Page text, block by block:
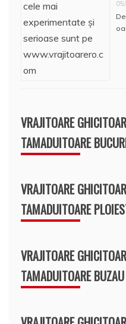
VRAJITOARE
TAMADUITOARE
VRAJITOARE
TAMADUITOARE
VRAJITOARE
TAMADUITOARE BUZAU